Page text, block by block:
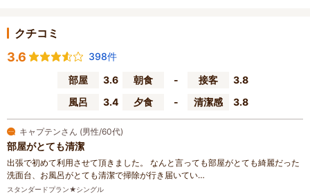
クチコミ
3.6
398件
部屋
3.6 朝食 - 接客
3.8
風呂
3.4 夕食 - 清潔感 3.8
キャプテンさん (男性/60代)
部屋がとても清潔
出張で初めて利用させて頂きました。 なんと言っても部屋がとても綺麗だった
洗面台、お風呂がとても清潔で掃除が行き届いてい…
スタンダードプラン★シングル